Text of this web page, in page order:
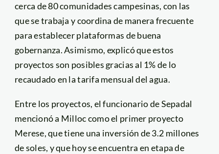
cerca de 80 comunidades campesinas, con las
que se trabaja y coordina de manera frecuente
para establecer plataformas de buena
gobernanza. Asimismo, explicó que estos
proyectos son posibles gracias al 1% de lo
recaudado en la tarifa mensual del agua.
Entre los proyectos, el funcionario de Sepadal
mencionó a Milloc como el primer proyecto
Merese, que tiene una inversión de 3.2 millones
de soles, y que hoy se encuentra en etapa de